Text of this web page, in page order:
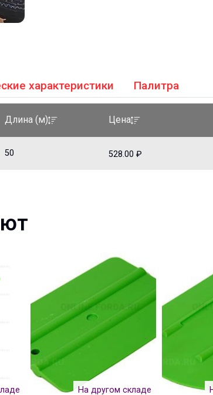
характеристики Палитра
Длина (м) Цена
50 528.00 ₽
На другом складе